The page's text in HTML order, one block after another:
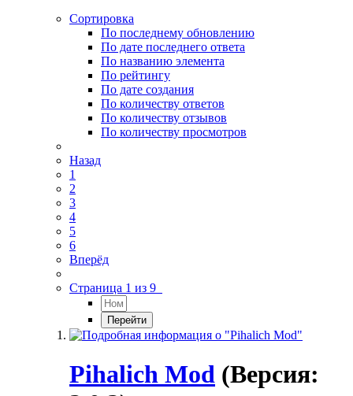
Сортировка
По последнему обновлению
По дате последнего ответа
По названию элемента
По рейтингу
По дате создания
По количеству ответов
По количеству отзывов
По количеству просмотров
Назад
1
2
3
4
5
6
Вперёд
Страница 1 из 9
Pihalich Mod (Версия: